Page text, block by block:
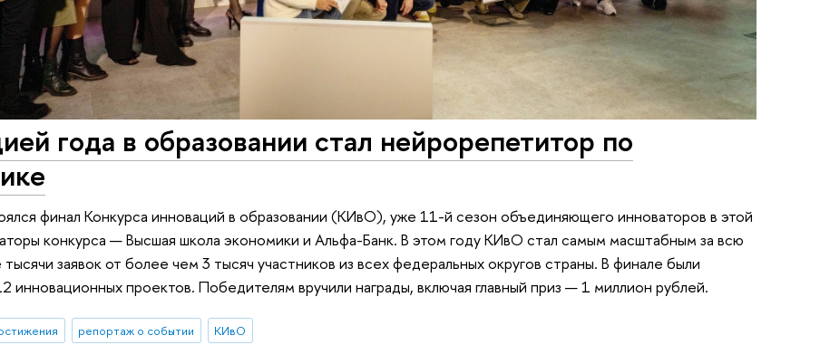
года в образовании стал нейрорепетитор по
финал Конкурса инноваций в образовании (КИвО), уже 11-й сезон объединяющего инноваторов в этой
конкурса — Высшая школа экономики и Альфа-Банк. В этом году КИвО стал самым масштабным за всю
заявок от более чем 3 тысяч участников из всех федеральных округов страны. В финале были
инновационных проектов. Победителям вручили награды, включая главный приз — 1 миллион рублей.
репортаж о событии КИвО